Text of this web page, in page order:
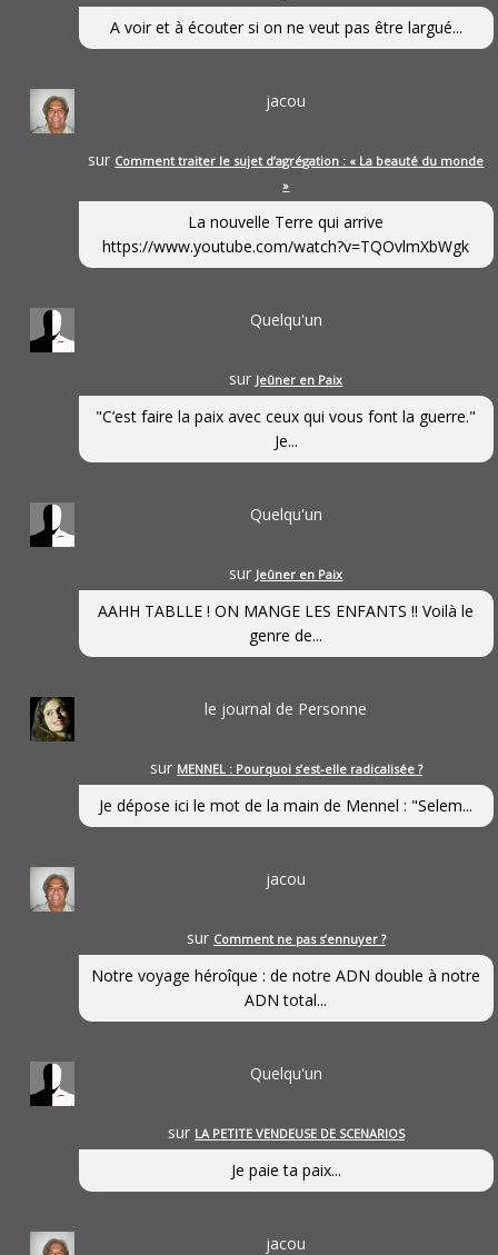
A voir et à écouter si on ne veut pas être largué...
jacou
sur Comment traiter le sujet d’agrégation : « La beauté du monde
»
La nouvelle Terre qui arrive
https://www.youtube.com/watch?v=TQOvlmXbWgk
Quelqu'un
sur Jeûner en Paix
"C’est faire la paix avec ceux qui vous font la guerre."
Je...
Quelqu'un
sur Jeûner en Paix
AAHH TABLLE ! ON MANGE LES ENFANTS !! Voilà le
genre de...
le journal de Personne
sur MENNEL : Pourquoi s’est-elle radicalisée ?
Je dépose ici le mot de la main de Mennel : "Selem...
jacou
sur Comment ne pas s’ennuyer ?
Notre voyage héroîque : de notre ADN double à notre
ADN total...
Quelqu'un
sur LA PETITE VENDEUSE DE SCENARIOS
Je paie ta paix...
jacou